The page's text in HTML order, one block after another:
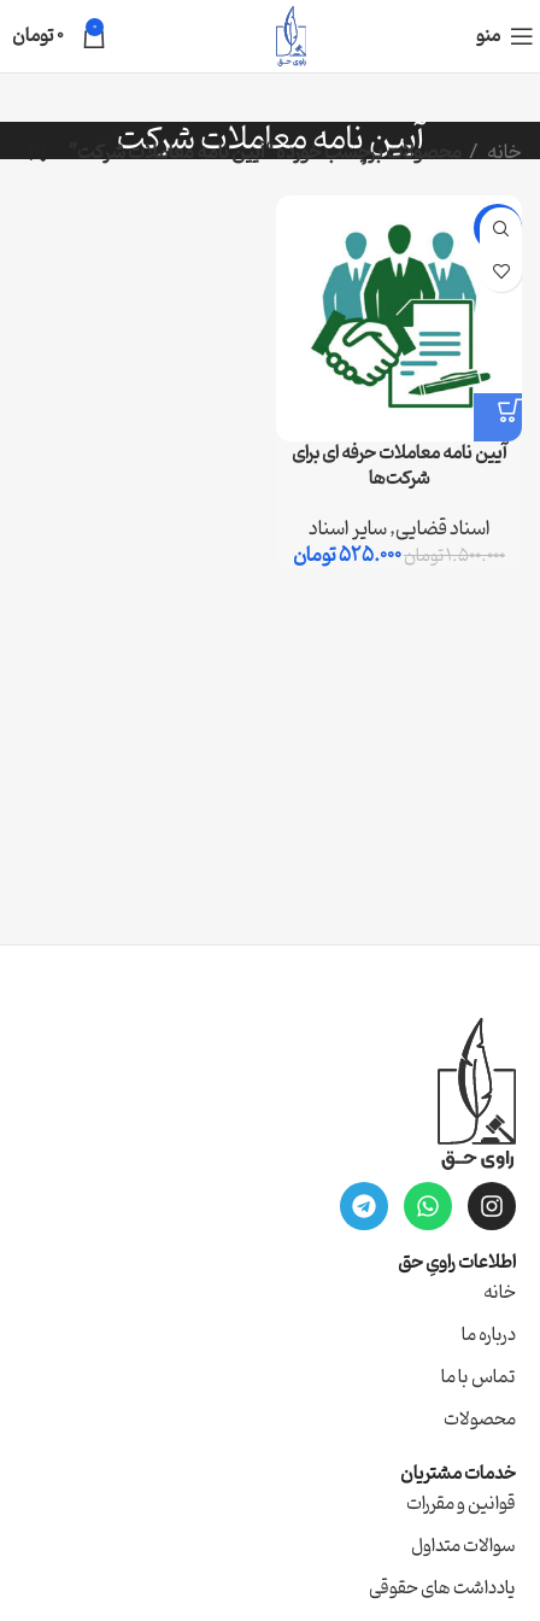
منو 0
0تومان
آیین نامه معاملات شرکت خانه محصولات برچسب خورده “آیین نامه معاملات شرکت”
-65%
آیین نامه معاملات حرفه ای برای
شرکت‌ها
اسناد قضایی,سایر اسناد
1.500.000تومان525.000تومان
اطلاعات راویِ حق
خانه
درباره ما
تماس با ما
محصولات
خدمات مشتریان
قوانین و مقررات
سوالات متداول
یادداشت های حقوقی